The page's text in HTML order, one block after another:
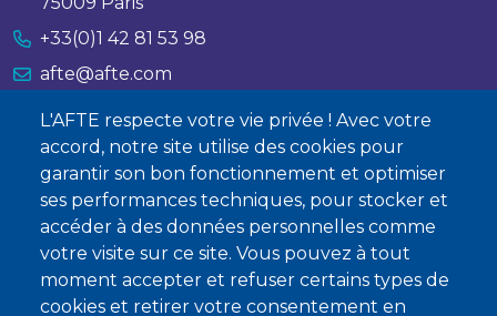
L'AFTE respecte votre vie privée ! Avec votre
accord, notre site utilise des cookies pour
garantir son bon fonctionnement et optimiser
ses performances techniques, pour stocker et
accéder à des données personnelles comme
votre visite sur ce site. Vous pouvez à tout
moment accepter et refuser certains types de
cookies et retirer votre consentement en
+33(0)1 42 81 53 98
afte@afte.com
Nous contacter
À propos
Qui sommes-nous ?
Devenir membre